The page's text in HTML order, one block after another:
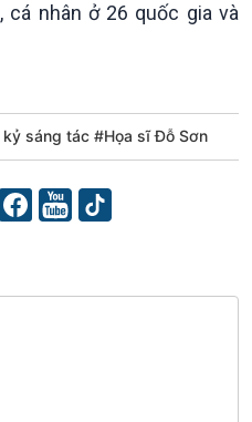
nhân ở 26 quốc gia và
sáng tác #Họa sĩ Đỗ Sơn